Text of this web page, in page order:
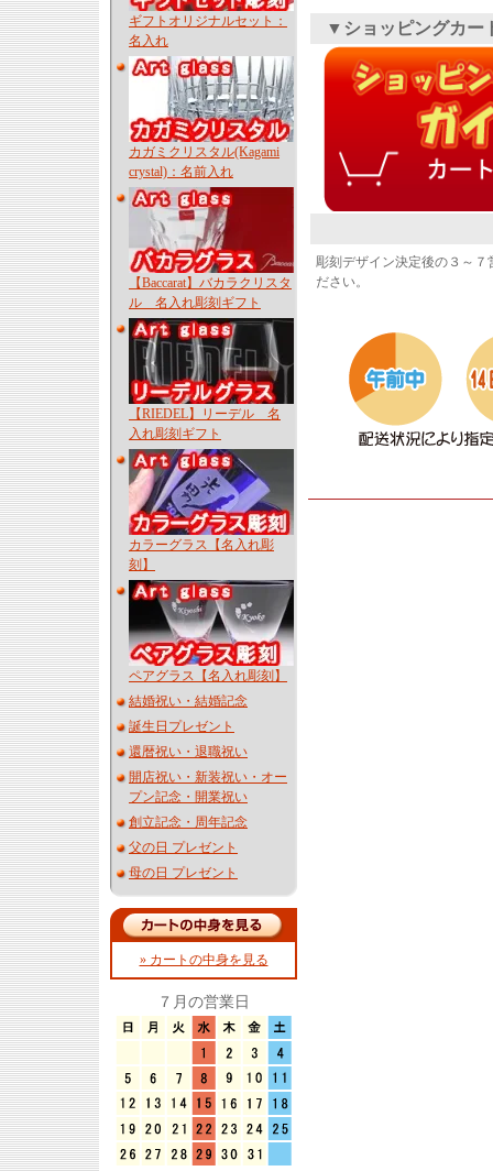
ギフトオリジナルセット：
名入れ
カガミクリスタル(Kagami
crystal)：名前入れ
【Baccarat】バカラクリスタ
ル 名入れ彫刻ギフト
【RIEDEL】リーデル 名
入れ彫刻ギフト
カラーグラス【名入れ彫
刻】
ペアグラス【名入れ彫刻】
結婚祝い・結婚記念
誕生日プレゼント
還暦祝い・退職祝い
開店祝い・新装祝い・オー
プン記念・開業祝い
創立記念・周年記念
父の日 プレゼント
母の日 プレゼント
» カートの中身を見る
７月の営業日
▼ショッピングカー
彫刻デザイン決定後の３～
ださい。